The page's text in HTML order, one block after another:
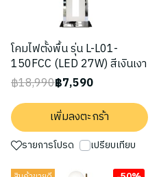
โคมไฟตั้งพื้น รุ่น L-L01-
150FCC (LED 27W) สีเงินเงา
฿18,990฿7,590
เพิ่มลงตะกร้า
รายการโปรด เปรียบเทียบ